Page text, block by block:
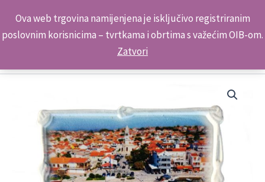
Ova web trgovina namijenjena je isključivo registriranim
poslovnim korisnicima – tvrtkama i obrtima s važećim OIB-om.
Zatvori
content
Kontakt telefon: +385 98 179 3891